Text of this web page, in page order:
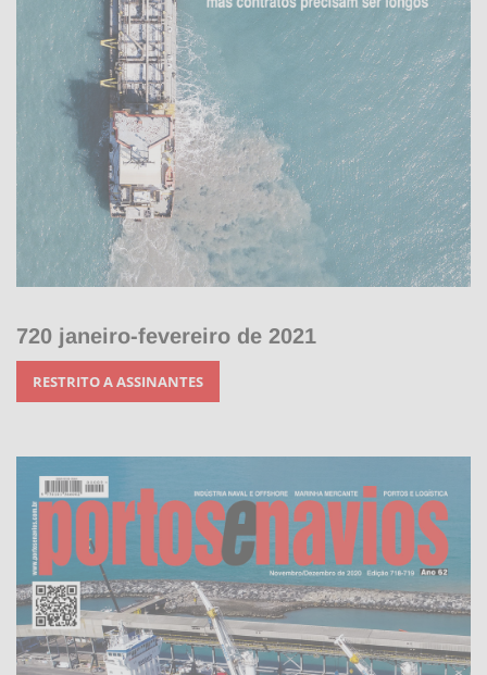
720 janeiro-fevereiro de 2021
RESTRITO A ASSINANTES